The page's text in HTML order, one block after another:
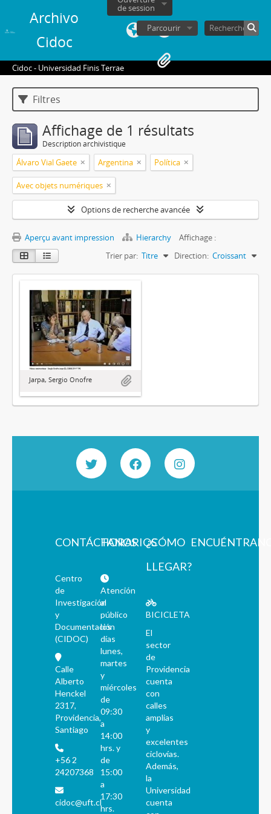
Archivo
Cidoc
de session
Parcourir
Cidoc - Universidad Finis Terrae
Filtres
Affichage de 1 résultats
Description archivistique
Álvaro Vial Gaete Argentina Política
Avec objets numériques
Options de recherche avancée
Aperçu avant impression Hierarchy
Affichage :
Trier par: Titre Direction: Croissant
Jarpa, Sergio Onofre
CONTÁCTANOS
Centro
de
Investigación
y
Documentación
(CIDOC)
Calle
Alberto
Henckel
2317,
Providencia,
Santiago
+56 2
24207368
cidoc@uft.cl
HORARIOS
Atención
al
público
los
días
lunes,
martes
y
miércoles
de
09:30
a
14:00
hrs. y
de
15:00
a
17:30
hrs.
¿CÓMO
LLEGAR?
BICICLETA
El
sector
de
Providencia
cuenta
con
calles
amplias
y
excelentes
ciclovías.
Además,
la
Universidad
cuenta